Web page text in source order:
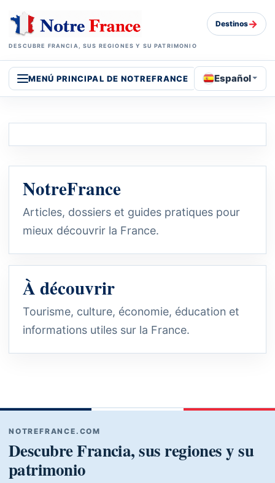
DESCUBRE FRANCIA, SUS REGIONES Y SU PATRIMONIO
Destinos→
MENÚ PRINCIPAL DE NOTREFRANCE Español
NotreFrance
Articles, dossiers et guides pratiques pour
mieux découvrir la France.
À découvrir
Tourisme, culture, économie, éducation et
informations utiles sur la France.
NOTREFRANCE.COM
Descubre Francia, sus regiones y su
patrimonio